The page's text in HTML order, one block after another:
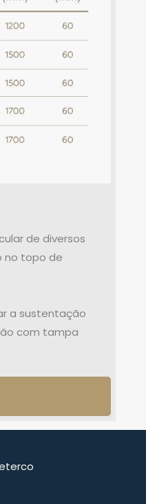
de diversos
no topo de
a sustentação
com tampa